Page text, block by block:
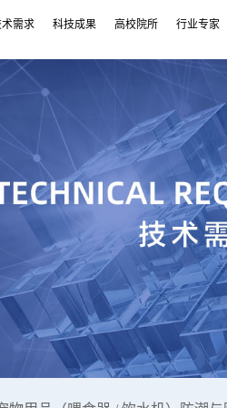
术需求 科技成果 高校院所 行业专家